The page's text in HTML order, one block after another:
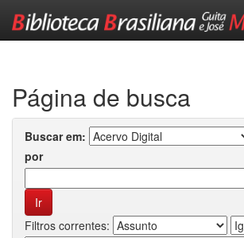
Página de busca
Buscar em:
por
Filtros correntes: